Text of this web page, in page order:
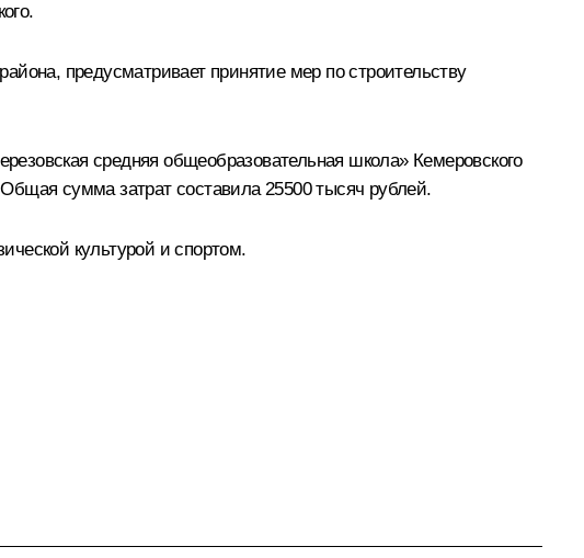
предусматривает принятие мер по строительству
средняя общеобразовательная школа» Кемеровского
сумма затрат составила 25500 тысяч рублей.
культурой и спортом.